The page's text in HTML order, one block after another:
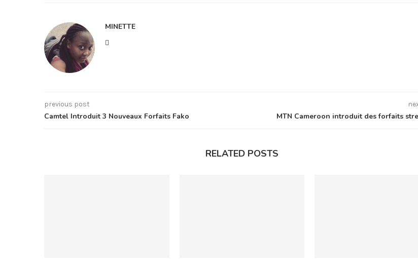
MINETTE
previous post
Camtel Introduit 3 Nouveaux Forfaits Fako MTN Cameroon introduit des forfaits
RELATED POSTS